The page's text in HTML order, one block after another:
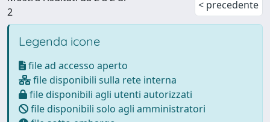
2
< precedente
Legenda icone
file ad accesso aperto
file disponibili sulla rete interna
file disponibili agli utenti autorizzati
file disponibili solo agli amministratori